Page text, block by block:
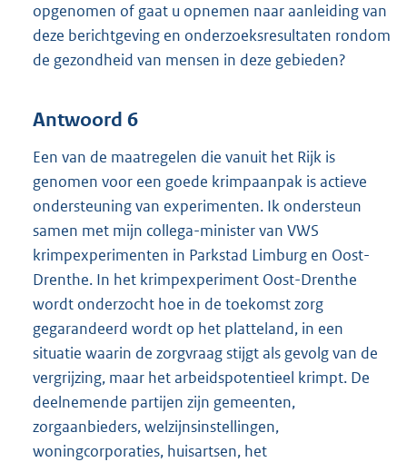
opgenomen of gaat u opnemen naar aanleiding van
deze berichtgeving en onderzoeksresultaten rondom
de gezondheid van mensen in deze gebieden?
Antwoord 6
Een van de maatregelen die vanuit het Rijk is
genomen voor een goede krimpaanpak is actieve
ondersteuning van experimenten. Ik ondersteun
samen met mijn collega-minister van VWS
krimpexperimenten in Parkstad Limburg en Oost-
Drenthe. In het krimpexperiment Oost-Drenthe
wordt onderzocht hoe in de toekomst zorg
gegarandeerd wordt op het platteland, in een
situatie waarin de zorgvraag stijgt als gevolg van de
vergrijzing, maar het arbeidspotentieel krimpt. De
deelnemende partijen zijn gemeenten,
zorgaanbieders, welzijnsinstellingen,
woningcorporaties, huisartsen, het